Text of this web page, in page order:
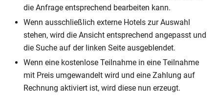
die Anfrage entsprechend bearbeiten kann.
Wenn ausschließlich externe Hotels zur Auswahl
stehen, wird die Ansicht entsprechend angepasst und
die Suche auf der linken Seite ausgeblendet.
Wenn eine kostenlose Teilnahme in eine Teilnahme
mit Preis umgewandelt wird und eine Zahlung auf
Rechnung aktiviert ist, wird diese nun erzeugt.